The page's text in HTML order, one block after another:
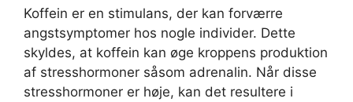
Koffein er en stimulans, der kan forværre
angstsymptomer hos nogle individer. Dette
skyldes, at koffein kan øge kroppens produktion
af stresshormoner såsom adrenalin. Når disse
stresshormoner er høje, kan det resultere i